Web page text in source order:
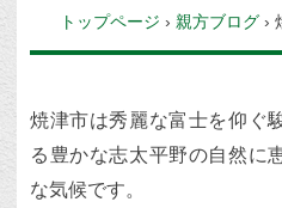
トップページ › 親方ブログ ›
焼津市は秀麗な富士を仰ぐ
る豊かな志太平野の自然に
な気候です。